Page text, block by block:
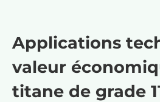
environnements industriels
Applications
valeur
titane de grade